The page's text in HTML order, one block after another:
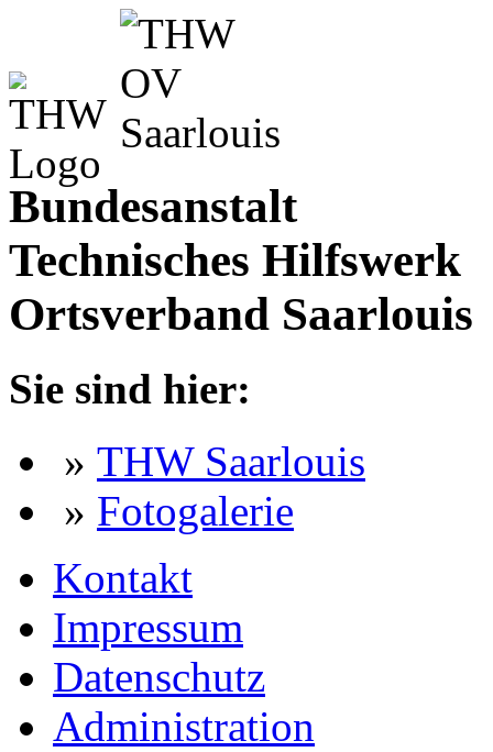
Bundesanstalt
Technisches Hilfswerk
Ortsverband Saarlouis
Sie sind hier:
» THW Saarlouis
» Fotogalerie
Kontakt
Impressum
Datenschutz
Administration